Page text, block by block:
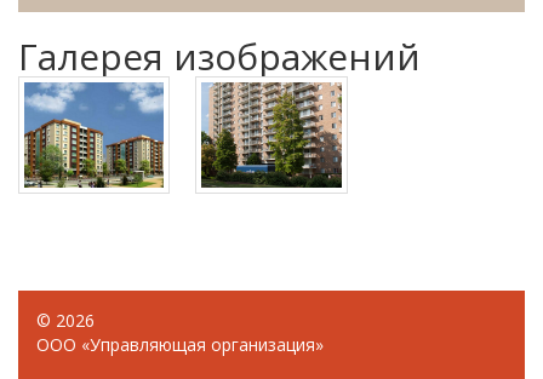
Галерея изображений
© 2026
ООО «Управляющая организация»